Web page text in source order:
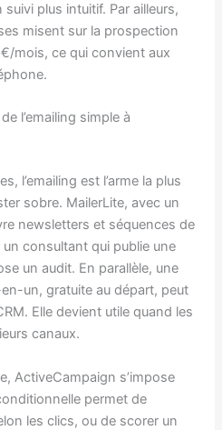
suivi plus intuitif. Par ailleurs,
misent sur la prospection
mois, ce qui convient aux
l’emailing simple à
l’emailing est l’arme la plus
sobre. MailerLite, avec un
newsletters et séquences de
consultant qui publie une
un audit. En parallèle, une
un, gratuite au départ, peut
Elle devient utile quand les
canaux.
ActiveCampaign s’impose
permet de
les clics, ou de scorer un